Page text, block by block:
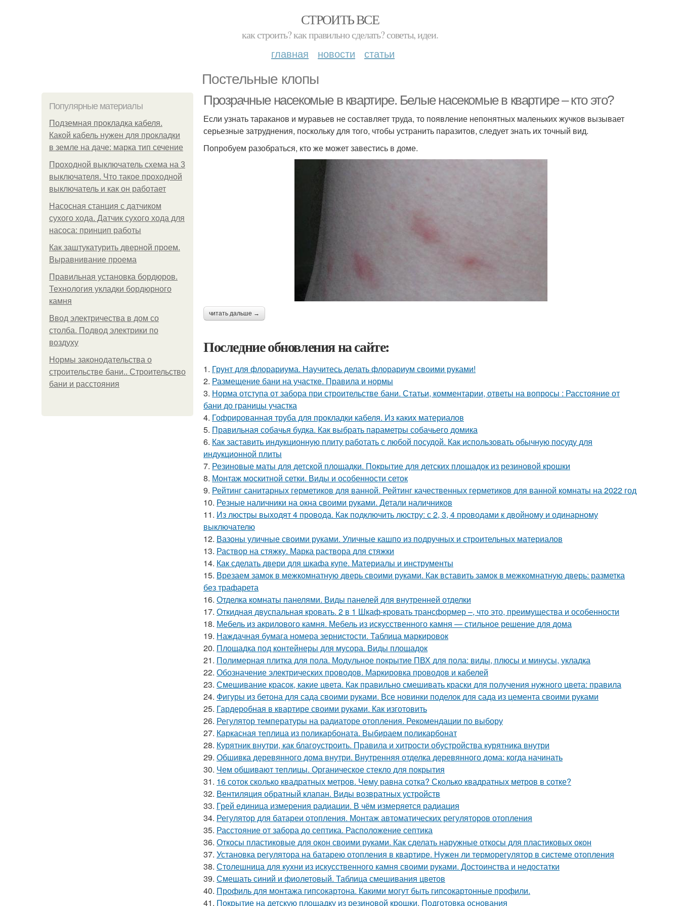
СТРОИТЬ ВСЕ
как строить? как правильно сделать? советы, идеи.
главная новости статьи
Постельные клопы
Популярные материалы
Подземная прокладка кабеля.
Какой кабель нужен для прокладки
в земле на даче: марка тип сечение
Проходной выключатель схема на 3
выключателя. Что такое проходной
выключатель и как он работает
Насосная станция с датчиком
сухого хода. Датчик сухого хода для
насоса: принцип работы
Как заштукатурить дверной проем.
Выравнивание проема
Правильная установка бордюров.
Технология укладки бордюрного
камня
Ввод электричества в дом со
столба. Подвод электрики по
воздуху
Нормы законодательства о
строительстве бани.. Строительство
бани и расстояния
Прозрачные насекомые в квартире. Белые насекомые в квартире – кто это?
Если узнать тараканов и муравьев не составляет труда, то появление непонятных маленьких жучков вызывает
серьезные затруднения, поскольку для того, чтобы устранить паразитов, следует знать их точный вид.
Попробуем разобраться, кто же может завестись в доме.
читать дальше →
Последние обновления на сайте:
1. Грунт для флорариума. Научитесь делать флорариум своими руками!
2. Размещение бани на участке. Правила и нормы
3. Норма отступа от забора при строительстве бани. Статьи, комментарии, ответы на вопросы : Расстояние от
бани до границы участка
4. Гофрированная труба для прокладки кабеля. Из каких материалов
5. Правильная собачья будка. Как выбрать параметры собачьего домика
6. Как заставить индукционную плиту работать с любой посудой. Как использовать обычную посуду для
индукционной плиты
7. Резиновые маты для детской площадки. Покрытие для детских площадок из резиновой крошки
8. Монтаж москитной сетки. Виды и особенности сеток
9. Рейтинг санитарных герметиков для ванной. Рейтинг качественных герметиков для ванной комнаты на 2022 год
10. Резные наличники на окна своими руками. Детали наличников
11. Из люстры выходят 4 провода. Как подключить люстру: с 2, 3, 4 проводами к двойному и одинарному
выключателю
12. Вазоны уличные своими руками. Уличные кашпо из подручных и строительных материалов
13. Раствор на стяжку. Марка раствора для стяжки
14. Как сделать двери для шкафа купе. Материалы и инструменты
15. Врезаем замок в межкомнатную дверь своими руками. Как вставить замок в межкомнатную дверь: разметка
без трафарета
16. Отделка комнаты панелями. Виды панелей для внутренней отделки
17. Откидная двуспальная кровать. 2 в 1 Шкаф-кровать трансформер –, что это, преимущества и особенности
18. Мебель из акрилового камня. Мебель из искусственного камня — стильное решение для дома
19. Наждачная бумага номера зернистости. Таблица маркировок
20. Площадка под контейнеры для мусора. Виды площадок
21. Полимерная плитка для пола. Модульное покрытие ПВХ для пола: виды, плюсы и минусы, укладка
22. Обозначение электрических проводов. Маркировка проводов и кабелей
23. Смешивание красок, какие цвета. Как правильно смешивать краски для получения нужного цвета: правила
24. Фигуры из бетона для сада своими руками. Все новинки поделок для сада из цемента своими руками
25. Гардеробная в квартире своими руками. Как изготовить
26. Регулятор температуры на радиаторе отопления. Рекомендации по выбору
27. Каркасная теплица из поликарбоната. Выбираем поликарбонат
28. Курятник внутри, как благоустроить. Правила и хитрости обустройства курятника внутри
29. Обшивка деревянного дома внутри. Внутренняя отделка деревянного дома: когда начинать
30. Чем обшивают теплицы. Органическое стекло для покрытия
31. 16 соток сколько квадратных метров. Чему равна сотка? Сколько квадратных метров в сотке?
32. Вентиляция обратный клапан. Виды возвратных устройств
33. Грей единица измерения радиации. В чём измеряется радиация
34. Регулятор для батареи отопления. Монтаж автоматических регуляторов отопления
35. Расстояние от забора до септика. Расположение септика
36. Откосы пластиковые для окон своими руками. Как сделать наружные откосы для пластиковых окон
37. Установка регулятора на батарею отопления в квартире. Нужен ли терморегулятор в системе отопления
38. Столешница для кухни из искусственного камня своими руками. Достоинства и недостатки
39. Смешать синий и фиолетовый. Таблица смешивания цветов
40. Профиль для монтажа гипсокартона. Какими могут быть гипсокартонные профили.
41. Покрытие на детскую площадку из резиновой крошки. Подготовка основания